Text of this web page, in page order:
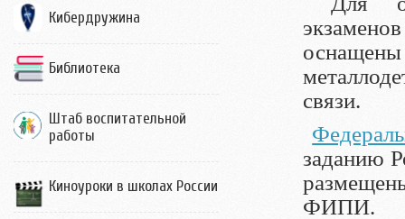
Кибердружина
Библиотека
Штаб воспитательной
работы
Киноуроки в школах России
связи.
заданию
ФИПИ.